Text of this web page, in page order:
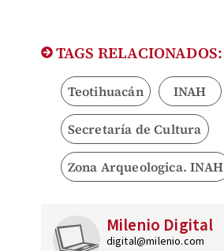
TAGS RELACIONADOS:
Teotihuacán INAH
Secretaría de Cultura
Zona Arqueologica. INAH
Milenio Digital
digital@milenio.com